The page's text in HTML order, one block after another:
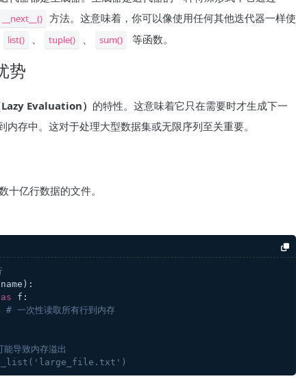
__next__() 方法。这意味着，你可以像使用任何其他迭代器一样使
list() 、 tuple() 、 sum() 等函数。
势
Evaluation） 的特性。这意味着它只在需要时才生成下一
存中。这对于处理大型数据集或无限序列至关重要。
十亿行数据的文件。
):
as f:
# 一次性读取所有行到内存
导致内存溢出